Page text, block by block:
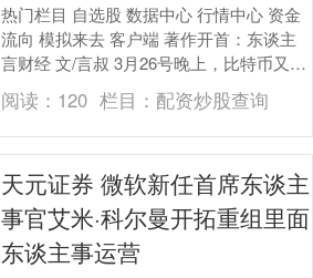
热门栏目 自选股 数据中心 行情中心 资金
流向 模拟来去 客户端 著作开首：东谈主
言财经 文/言叔 3月26号晚上，比特币又跳
水了！ 截止到发稿，价钱如故跌破7....
阅读： 120 栏目： 配资炒股查询
天元证券 微软新任首席东谈主
事官艾米·科尔曼开拓重组里面
东谈主事运营